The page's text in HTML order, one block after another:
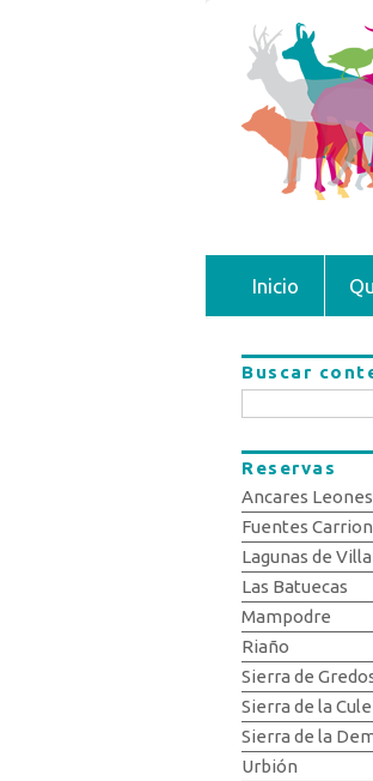
Inicio
Buscar
Reservas
Ancares
Fuentes
Lagunas de
Las Batuecas
Mampodre
Riaño
Sierra de
Sierra de la
Sierra de la
Urbión